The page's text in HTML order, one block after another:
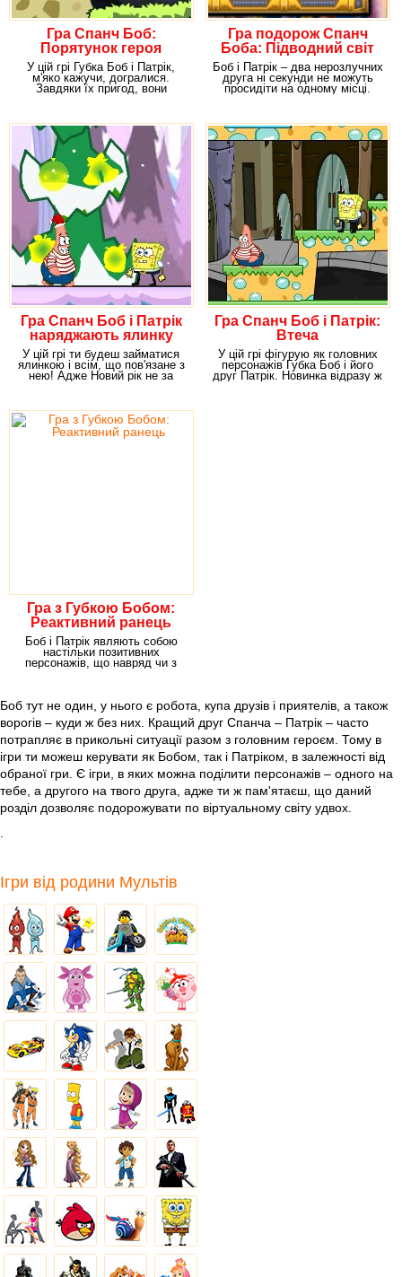
Гра Спанч Боб:
Порятунок героя
У цій грі Губка Боб і Патрік,
м'яко кажучи, догралися.
Завдяки їх пригод, вони
Гра подорож Спанч
Боба: Підводний світ
Боб і Патрік – два нерозлучних
друга ні секунди не можуть
просидіти на одному місці.
Гра Спанч Боб і Патрік
наряджають ялинку
удвох
У цій грі ти будеш займатися
ялинкою і всім, що пов'язане з
нею! Адже Новий рік не за
Гра Спанч Боб і Патрік:
Втеча
У цій грі фігурую як головних
персонажів Губка Боб і його
друг Патрік. Новинка відразу ж
Гра з Губкою Бобом:
Реактивний ранець
Боб і Патрік являють собою
настільки позитивних
персонажів, що навряд чи з
Боб тут не один, у нього є робота, купа друзів і приятелів, а також
ворогів – куди ж без них. Кращий друг Спанча – Патрік – часто
потрапляє в прикольні ситуації разом з головним героєм. Тому в
ігри ти можеш керувати як Бобом, так і Патріком, в залежності від
обраної гри. Є ігри, в яких можна поділити персонажів – одного на
тебе, а другого на твого друга, адже ти ж пам'ятаєш, що даний
розділ дозволяє подорожувати по віртуальному світу удвох.
Ігри від родини Мультів